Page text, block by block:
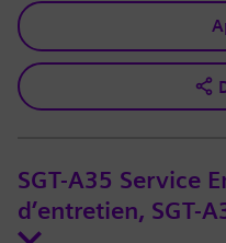
SGT-A35 Service
d’entretien, SGT-